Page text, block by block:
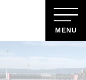
MENU